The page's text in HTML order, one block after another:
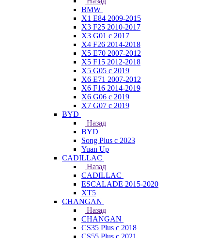
BMW
X1 E84 2009-2015
X3 F25 2010-2017
X3 G01 с 2017
X4 F26 2014-2018
X5 E70 2007-2012
X5 F15 2012-2018
X5 G05 с 2019
X6 E71 2007-2012
X6 F16 2014-2019
X6 G06 с 2019
X7 G07 с 2019
BYD
Назад
BYD
Song Plus с 2023
Yuan Up
CADILLAC
Назад
CADILLAC
ESСALADE 2015-2020
XT5
CHANGAN
Назад
CHANGAN
CS35 Plus с 2018
CS55 Plus с 2021